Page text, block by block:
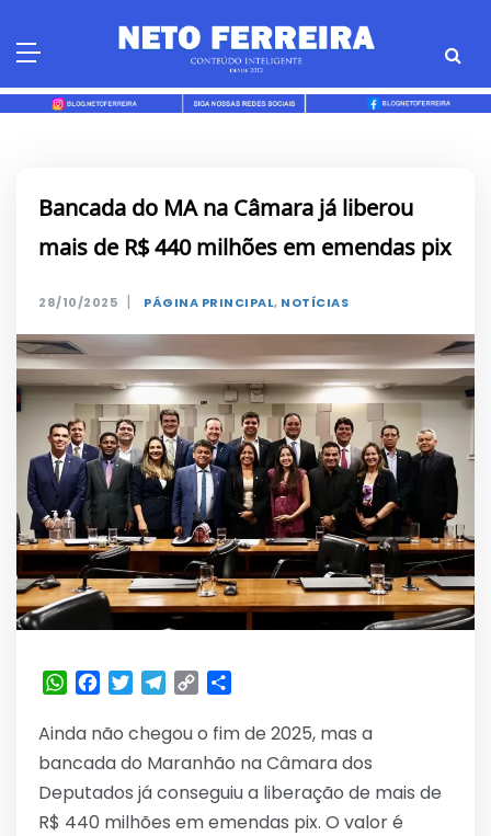
Bancada do MA na Câmara já liberou
mais de R$ 440 milhões em emendas pix
28/10/2025 | PÁGINA PRINCIPAL, NOTÍCIAS
WhatsApp
Facebook
TwitterTelegram
Copy
Ainda não chegou o fim de 2025, mas a
bancada do Maranhão na Câmara dos
Deputados já conseguiu a liberação de mais de
R$ 440 milhões em emendas pix. O valor é